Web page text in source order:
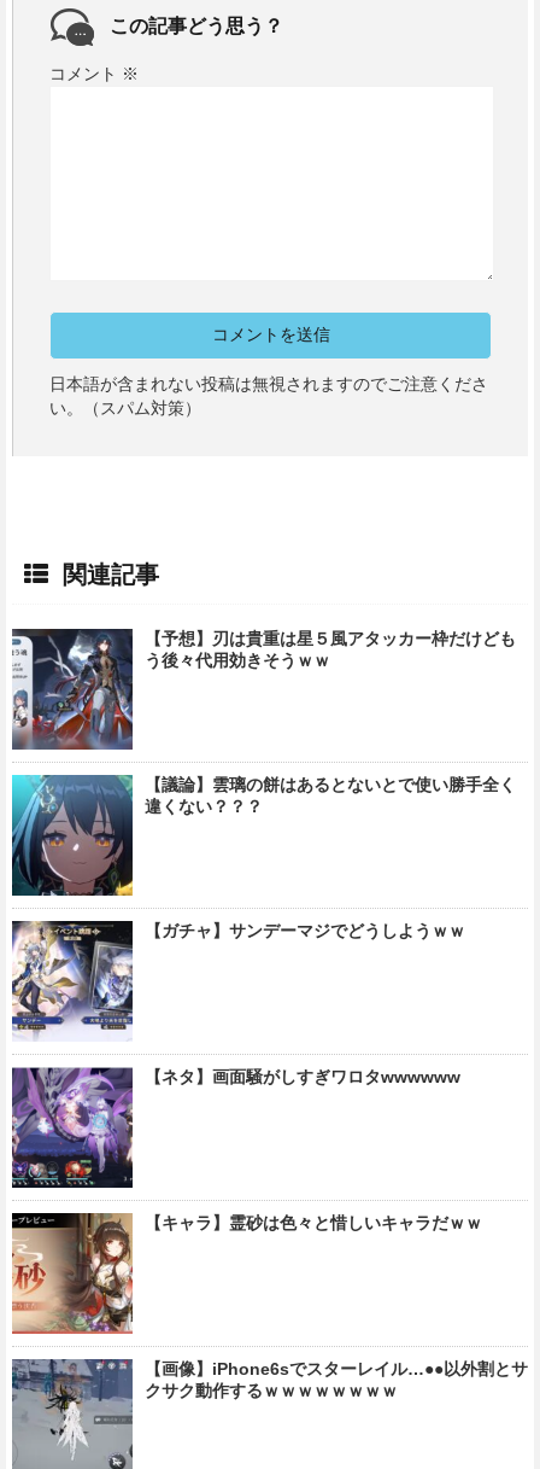
この記事どう思う？
コメント ※
日本語が含まれない投稿は無視されますのでご注意くださ
い。（スパム対策）
関連記事
【予想】刃は貴重は星５風アタッカー枠だけども
う後々代用効きそうｗｗ
【議論】雲璃の餅はあるとないとで使い勝手全く
違くない？？？
【ガチャ】サンデーマジでどうしようｗｗ
【ネタ】画面騒がしすぎワロタwwwwww
【キャラ】霊砂は色々と惜しいキャラだｗｗ
【画像】iPhone6sでスターレイル…●●以外割とサ
クサク動作するｗｗｗｗｗｗｗｗ